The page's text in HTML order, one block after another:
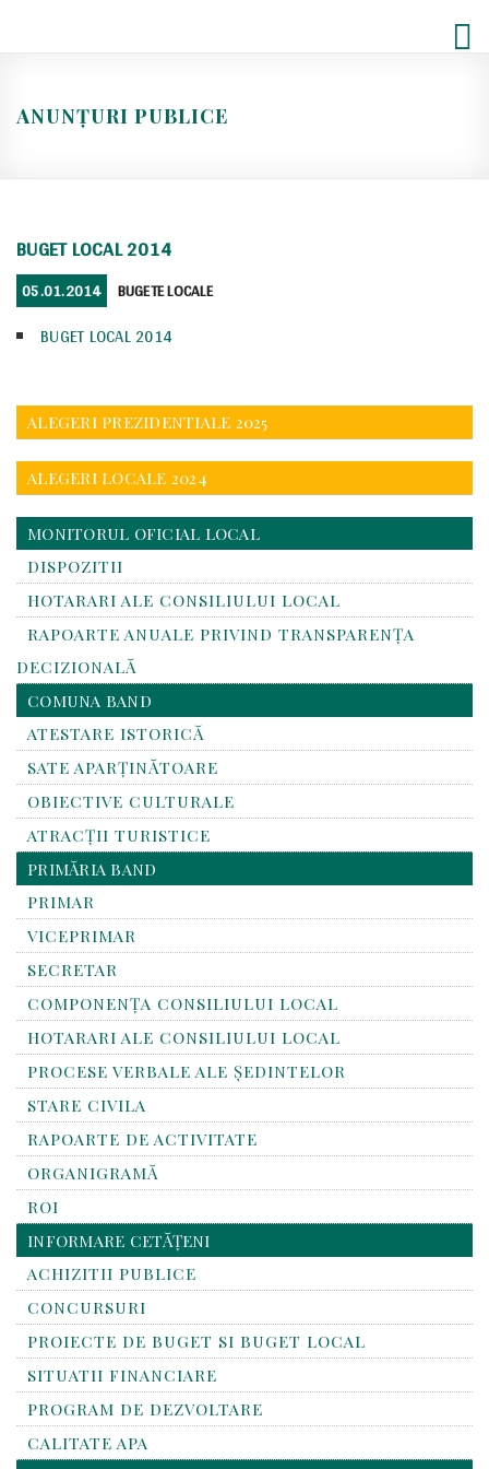
ANUNȚURI PUBLICE
BUGET LOCAL 2014
POSTED
ON
05.01.2014 CATEGORIES
BUGETE LOCALE
BUGET LOCAL 2014
ALEGERI PREZIDENTIALE 2025
ALEGERI LOCALE 2024
MONITORUL OFICIAL LOCAL
DISPOZITII
HOTARARI ALE CONSILIULUI LOCAL
RAPOARTE ANUALE PRIVIND TRANSPARENŢA
DECIZIONALĂ
COMUNA BAND
ATESTARE ISTORICĂ
SATE APARȚINĂTOARE
OBIECTIVE CULTURALE
ATRACȚII TURISTICE
PRIMĂRIA BAND
PRIMAR
VICEPRIMAR
SECRETAR
COMPONENȚA CONSILIULUI LOCAL
HOTARARI ALE CONSILIULUI LOCAL
PROCESE VERBALE ALE ȘEDINTELOR
STARE CIVILA
RAPOARTE DE ACTIVITATE
ORGANIGRAMĂ
ROI
INFORMARE CETĂȚENI
ACHIZITII PUBLICE
CONCURSURI
PROIECTE DE BUGET SI BUGET LOCAL
SITUATII FINANCIARE
PROGRAM DE DEZVOLTARE
CALITATE APA